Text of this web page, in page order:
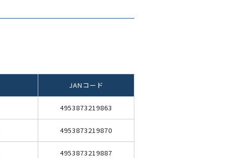
JANコード
4953873219863
4953873219870
4953873219887